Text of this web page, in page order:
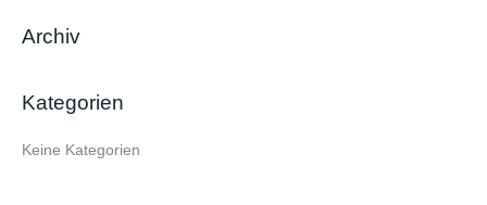
h
n
Archiv
Kategorien
Keine Kategorien